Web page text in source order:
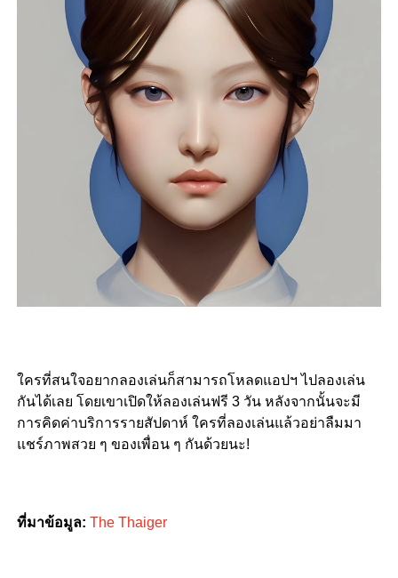
ใครที่สนใจอยากลองเล่นก็สามารถโหลดแอปฯ ไปลองเล่น
กันได้เลย โดยเขาเปิดให้ลองเล่นฟรี 3 วัน หลังจากนั้นจะมี
การคิดค่าบริการรายสัปดาห์ ใครที่ลองเล่นแล้วอย่าลืมมา
แชร์ภาพสวย ๆ ของเพื่อน ๆ กันด้วยนะ!
ที่มาข้อมูล: The Thaiger